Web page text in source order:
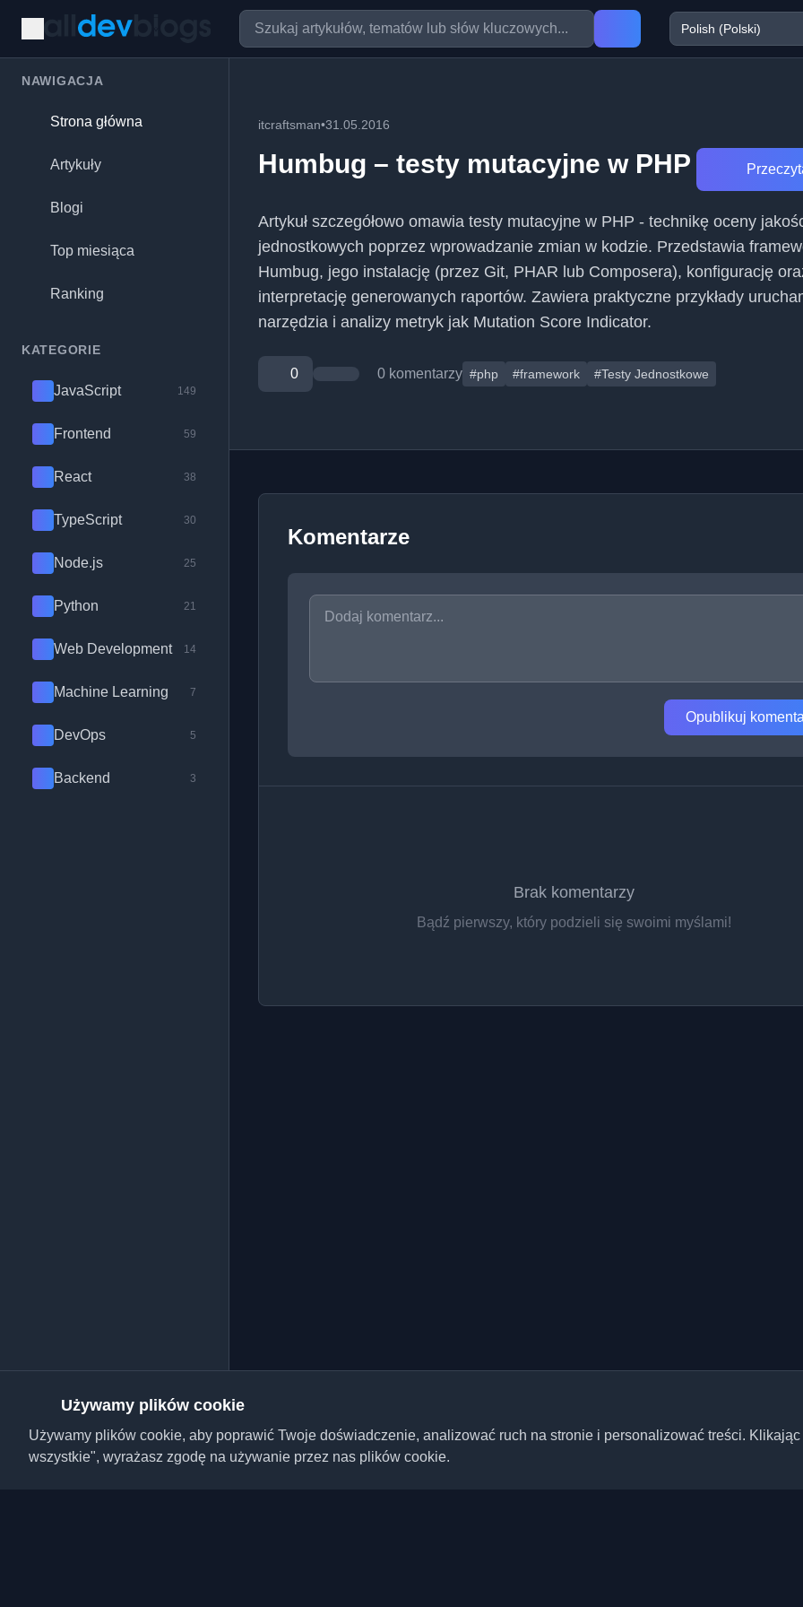
NAWIGACJA
Strona główna
Artykuły
Blogi
Top miesiąca
Ranking
KATEGORIE
JavaScript 149
Frontend 59
React 38
TypeScript 30
Node.js 25
Python 21
Web Development 14
Machine Learning 7
DevOps 5
Backend 3
itcraftsman•31.05.2016
Humbug – testy mutacyjne w PHP
Artykuł szczegółowo omawia testy mutacyjne w PHP - technikę oceny
jednostkowych poprzez wprowadzanie zmian w kodzie. Przedstawia
Humbug, jego instalację (przez Git, PHAR lub Composera), konfigurację
interpretację generowanych raportów. Zawiera praktyczne przykłady
narzędzia i analizy metryk jak Mutation Score Indicator.
0 0 komentarzy #php #framework #Testy Jednostkowe
Komentarze
Opublikuj
Brak komentarzy
Bądź pierwszy, który podzieli się swoimi myślami!
Używamy plików cookie
Używamy plików cookie, aby poprawić Twoje doświadczenie, analizować ruch na stronie i personalizować treści.
wszystkie", wyrażasz zgodę na używanie przez nas plików cookie.